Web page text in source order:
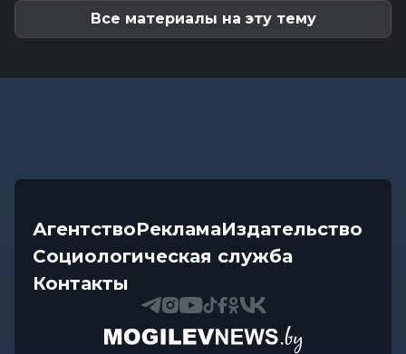
Все материалы на эту тему
АгентствоРекламаИздательство
Социологическая служба
Контакты